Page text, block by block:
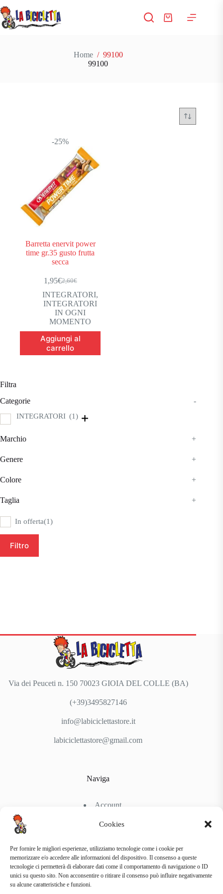
Cookies
Per fornire le migliori esperienze, utilizziamo tecnologie come i cookie per
memorizzare e/o accedere alle informazioni del dispositivo. Il consenso a queste
tecnologie ci permetterà di elaborare dati come il comportamento di navigazione o ID
unici su questo sito. Non acconsentire o ritirare il consenso può influire negativamente
su alcune caratteristiche e funzioni.
al
contenuto
Carrello
Home / 99100
99100
-25%
Barretta enervit power
time gr.35 gusto frutta
secca
2,60€
Il
prezzo
originale
era:
2,60€.
1,95€Il
prezzo
attuale
è:
1,95€.
INTEGRATORI,
INTEGRATORI
IN OGNI
MOMENTO
Aggiungi al
carrello
Filtra
Categorie
-
INTEGRATORI (1)
Marchio +
Genere +
Colore +
Taglia +
In offerta(1)
Filtro
Via dei Peuceti n. 150 70023 GIOIA DEL COLLE (BA)
(+39)3495827146
info@labiciclettastore.it
labiciclettastore@gmail.com
Naviga
Account
Chi Siamo
Link Utili